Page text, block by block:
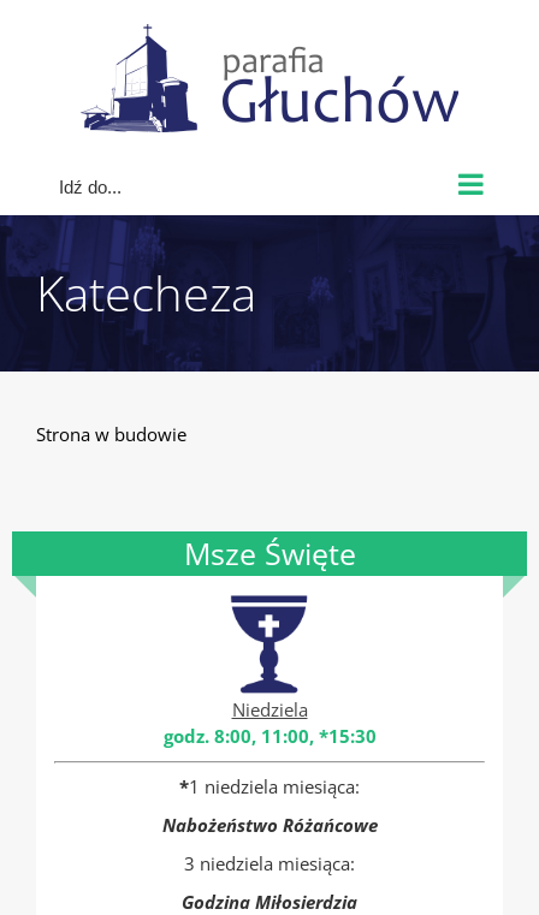
Idź do...
Katecheza
Strona w budowie
Msze Święte
Niedziela
godz. 8:00, 11:00, *15:30
*1 niedziela miesiąca:
Nabożeństwo Różańcowe
3 niedziela miesiąca:
Godzina Miłosierdzia